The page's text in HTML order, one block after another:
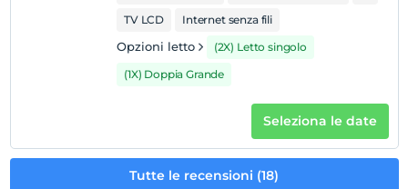
Animali non ammessi
figli
I bambini di età inferiore a 2 non vengono addebitati
TV LCD
Internet senza fili
Opzioni letto
(2X) Letto singolo
(1X) Doppia Grande
Seleziona le date
Tutte le recensioni (18)